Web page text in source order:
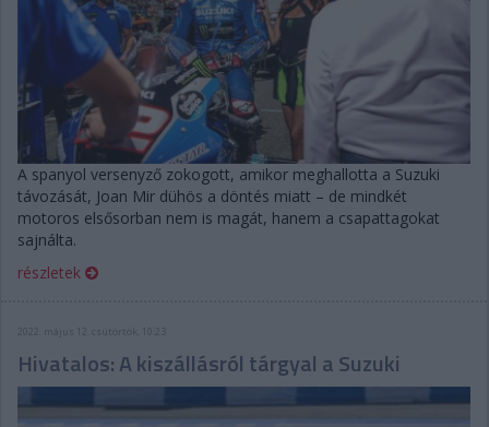
A spanyol versenyző zokogott, amikor meghallotta a Suzuki
távozását, Joan Mir dühös a döntés miatt – de mindkét
motoros elsősorban nem is magát, hanem a csapattagokat
sajnálta.
részletek
2022. május 12. csütörtök, 10:23
Hivatalos: A kiszállásról tárgyal a Suzuki